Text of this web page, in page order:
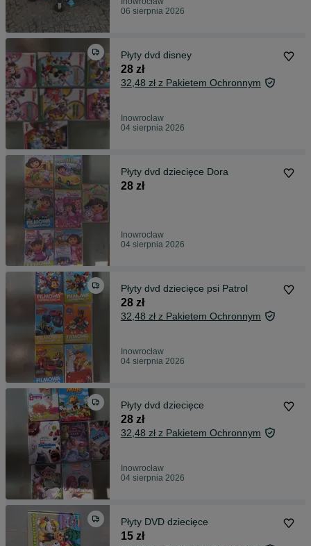
06 sierpnia 2026
Płyty dvd disney
28 zł
32,48 zł z Pakietem Ochronnym
Inowrocław
04 sierpnia 2026
Płyty dvd dziecięce Dora
28 zł
Inowrocław
04 sierpnia 2026
Płyty dvd dziecięce psi Patrol
28 zł
32,48 zł z Pakietem Ochronnym
Inowrocław
04 sierpnia 2026
Płyty dvd dziecięce
28 zł
32,48 zł z Pakietem Ochronnym
Inowrocław
04 sierpnia 2026
Płyty DVD dziecięce
15 zł